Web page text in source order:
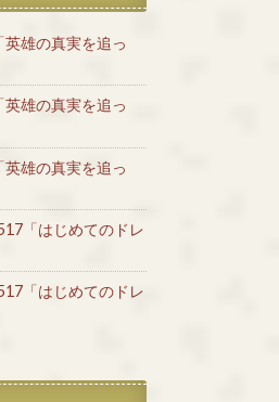
英雄の真実を追っ
英雄の真実を追っ
英雄の真実を追っ
「はじめてのドレ
「はじめてのドレ